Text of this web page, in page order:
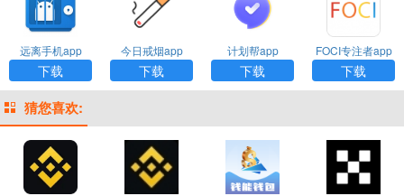
远离手机app
下载
今日戒烟app
下载
计划帮app
下载
FOCI专注者app
下载
猜您喜欢: